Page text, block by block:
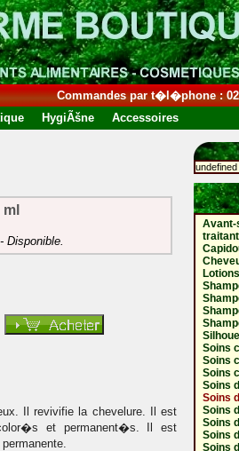
Commandes par t�l�phone : 02
HygiÃšne Accessoires
Il revivifie la chevelure. Il est
et permanent�s. Il est
undefined
Avant-
Soins
Soins
Soins
Soins
Soins
Soins
Soins
Soins
Soins